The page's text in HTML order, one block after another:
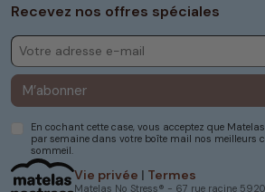
Vie privée | Termes
Matelas No Stress® - 67 rue racine
Recevez nos offres spéciales
M’abonner
En cochant cette case, vous acceptez que
par semaine dans votre boîte mail nos meilleurs
sommeil.